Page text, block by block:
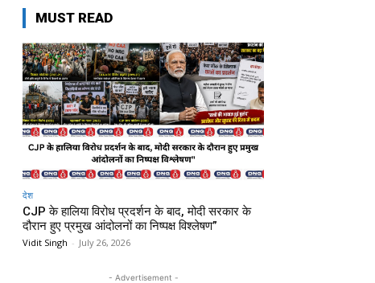
MUST READ
देश
CJP के हालिया विरोध प्रदर्शन के बाद, मोदी सरकार के
दौरान हुए प्रमुख आंदोलनों का निष्पक्ष विश्लेषण”
Vidit Singh - July 26, 2026
- Advertisement -